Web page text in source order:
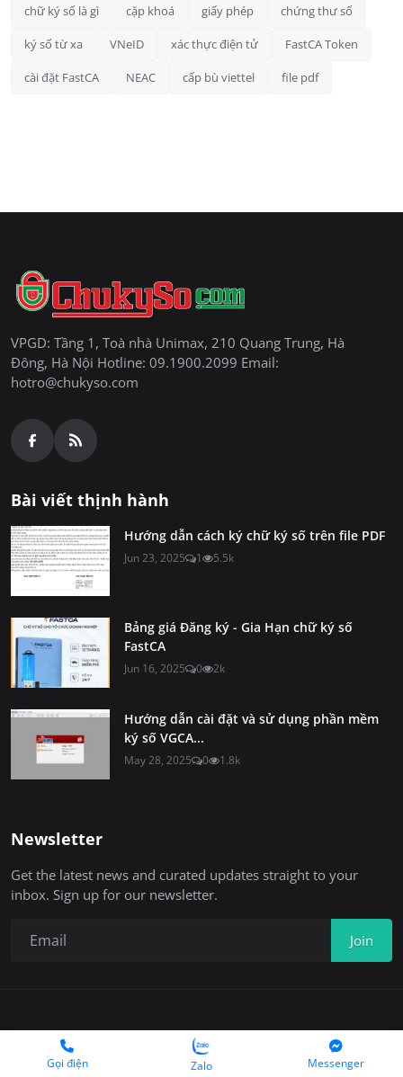
chữ ký số là gì cặp khoá giấy phép chứng thư số
ký số từ xa VNeID xác thực điện tử FastCA Token
cài đặt FastCA NEAC cấp bù viettel file pdf
VPGD: Tầng 1, Toà nhà Unimax, 210 Quang Trung, Hà
Đông, Hà Nội Hotline: 09.1900.2099 Email:
hotro@chukyso.com
Bài viết thịnh hành
Hướng dẫn cách ký chữ ký số trên file PDF
Jun 23, 2025 1 5.5k
Bảng giá Đăng ký - Gia Hạn chữ ký số
FastCA
Jun 16, 2025 0 2k
Hướng dẫn cài đặt và sử dụng phần mềm
ký số VGCA...
May 28, 2025 0 1.8k
Newsletter
Get the latest news and curated updates straight to your
inbox. Sign up for our newsletter.
Join
Copyright 2025 © Chukyso.com
Gọi điện Zalo Messenger